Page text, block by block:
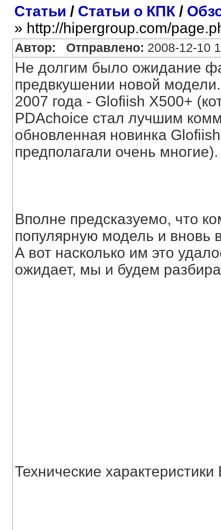
Статьи / Статьи о КПК/
» http://hipergroup.com/
Автор: Отправлено: 2008-12-10
Не долгим было ожидание
предвкушении новой
2007 года - Glofiish X500+
PDAchoice стал лучшим
обновленная новинка
предполагали очень многие).
Вполне предсказуемо, что
популярную модель и вновь
А вот насколько им это
ожидает, мы и будем
Технические